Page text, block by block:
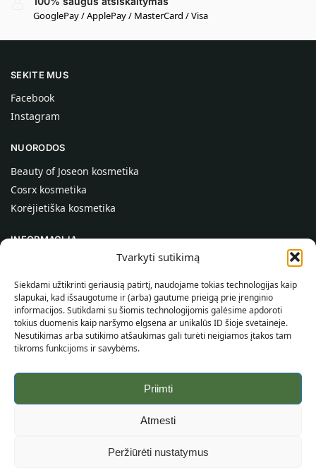
Tvarkyti sutikimą
Siekdami užtikrinti geriausią patirtį, naudojame tokias technologijas kaip
slapukai, kad išsaugotume ir (arba) gautume prieigą prie įrenginio
informacijos. Sutikdami su šiomis technologijomis galėsime apdoroti
tokius duomenis kaip naršymo elgsena ar unikalūs ID šioje svetainėje.
Nesutikimas arba sutikimo atšaukimas gali turėti neigiamos įtakos tam
tikroms funkcijoms ir savybėms.
Priimti
Atmesti
Peržiūrėti nustatymus
GooglePay / ApplePay / MasterCard / Visa
SEKITE MUS
Facebook
Instagram
NUORODOS
Beauty of Joseon kosmetika
Cosrx kosmetika
Korėjietiška kosmetika
INFORMACIJA
Kontaktai
Pagalba
INFORMACIJA PIRKĖJUI
Pristatymo sąlygos
Taisyklės ir sąlygos
Svetainės žemėlapis